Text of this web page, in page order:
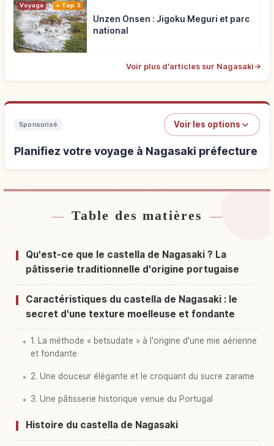
Voyage Top 3
Unzen Onsen : Jigoku Meguri et parc
national
Voir plus d'articles sur Nagasaki→
Sponsorisé Voir les options
Planifiez votre voyage à Nagasaki préfecture
Hébergements près de Nagasaki préfecture
Activités à Nagasaki préfecture ↗
Table des matières
Qu'est-ce que le castella de Nagasaki ? La
pâtisserie traditionnelle d'origine portugaise
Caractéristiques du castella de Nagasaki : le
secret d'une texture moelleuse et fondante
1. La méthode « betsudate » à l'origine d'une mie aérienne
et fondante
2. Une douceur élégante et le croquant du sucre zarame
3. Une pâtisserie historique venue du Portugal
Histoire du castella de Nagasaki